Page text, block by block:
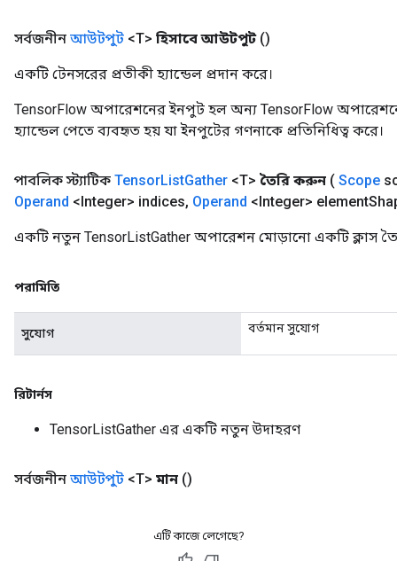
সর্বজনীন আউটপুট <T> হিসাবে আউটপুট ()
একটি টেনসরের প্রতীকী হ্যান্ডেল প্রদান করে।
TensorFlow অপারেশনের ইনপুট হল অন্য TensorFlow
হ্যান্ডেল পেতে ব্যবহৃত হয় যা ইনপুটের গণনাকে প্রতিনিধিত্ব করে।
পাবলিক স্ট্যাটিক TensorListGather <T> তৈরি করুন ( Scope
Operand <Integer> indices, Operand <Integer> element
একটি নতুন TensorListGather অপারেশন মোড়ানো একটি ক্লাস
পরামিতি
সুযোগ বর্তমান সুযোগ
রিটার্নস
TensorListGather এর একটি নতুন উদাহরণ
সর্বজনীন আউটপুট <T> মান ()
এটি কাজে লেগেছে?